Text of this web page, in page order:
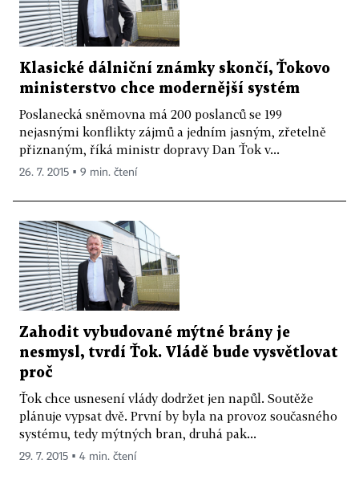
Klasické dálniční známky skončí, Ťokovo
ministerstvo chce modernější systém
Poslanecká sněmovna má 200 poslanců se 199
nejasnými konflikty zájmů a jedním jasným, zřetelně
přiznaným, říká ministr dopravy Dan Ťok v...
26. 7. 2015 ▪ 9 min. čtení
Zahodit vybudované mýtné brány je
nesmysl, tvrdí Ťok. Vládě bude vysvětlovat
proč
Ťok chce usnesení vlády dodržet jen napůl. Soutěže
plánuje vypsat dvě. První by byla na provoz současného
systému, tedy mýtných bran, druhá pak...
29. 7. 2015 ▪ 4 min. čtení